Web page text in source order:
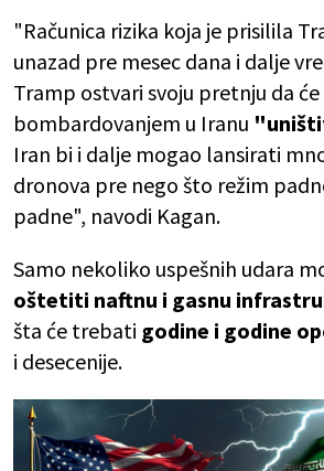
"Računica rizika koja je prisilila
unazad pre mesec dana i dalje
Tramp ostvari svoju pretnju da
bombardovanjem u Iranu
Iran bi i dalje mogao lansirati
dronova pre nego što režim
padne", navodi Kagan.
Samo nekoliko uspešnih udara
oštetiti naftnu i gasnu
šta će trebati godine i godine
i desecenije.